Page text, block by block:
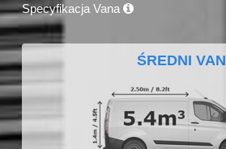
Specyfikacja Vana
ŚREDNI VAN